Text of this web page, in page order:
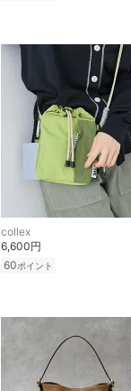
collex
6,600円
60ポイント